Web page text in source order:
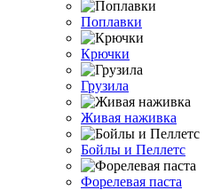
Поплавки
Крючки
Грузила
Живая наживка
Бойлы и Пеллетс
Форелевая паста